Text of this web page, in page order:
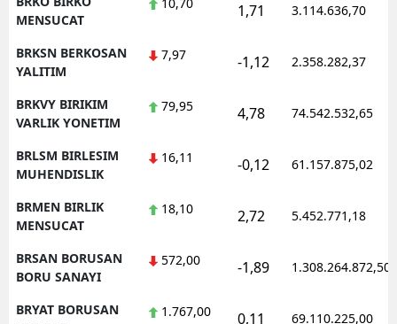
MENSUCAT
1,71 3.114.636,70
BRKSN BERKOSAN
YALITIM
7,97 -1,12 2.358.282,37
BRKVY BIRIKIM
VARLIK YONETIM
79,95 4,78 74.542.532,65
BRLSM BIRLESIM
MUHENDISLIK
16,11 -0,12 61.157.875,02
BRMEN BIRLIK
MENSUCAT
18,10 2,72 5.452.771,18
BRSAN BORUSAN
BORU SANAYI
572,00 -1,89 1.308.264.872,50
BRYAT BORUSAN
1.767,00 0,11 69.110.225,00